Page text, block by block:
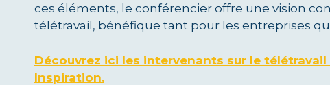
ces éléments, le conférencier offre une vision
télétravail, bénéfique tant pour les entreprises
Découvrez ici les intervenants sur le
Inspiration.